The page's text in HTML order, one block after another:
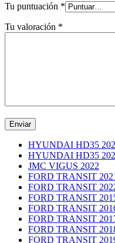
Tu puntuación *
Tu valoración *
HYUNDAI HD35
HYUNDAI HD35
JMC VIGUS 2022
FORD TRANSIT
FORD TRANSIT
FORD TRANSIT
FORD TRANSIT
FORD TRANSIT
FORD TRANSIT
FORD TRANSIT